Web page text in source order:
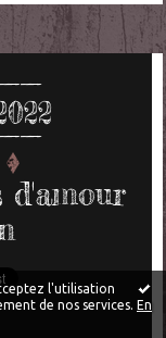
l'utilisation
de nos services. En